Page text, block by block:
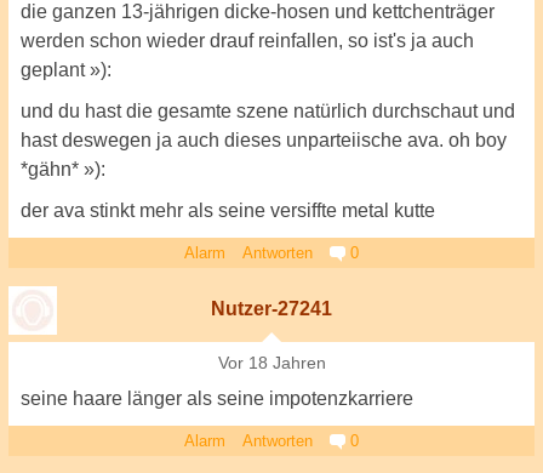
die ganzen 13-jährigen dicke-hosen und kettchenträger
werden schon wieder drauf reinfallen, so ist's ja auch
geplant »):
und du hast die gesamte szene natürlich durchschaut und
hast deswegen ja auch dieses unparteiische ava. oh boy
*gähn* »):
der ava stinkt mehr als seine versiffte metal kutte
Alarm Antworten 0
Nutzer-27241
Vor 18 Jahren
seine haare länger als seine impotenzkarriere
Alarm Antworten 0